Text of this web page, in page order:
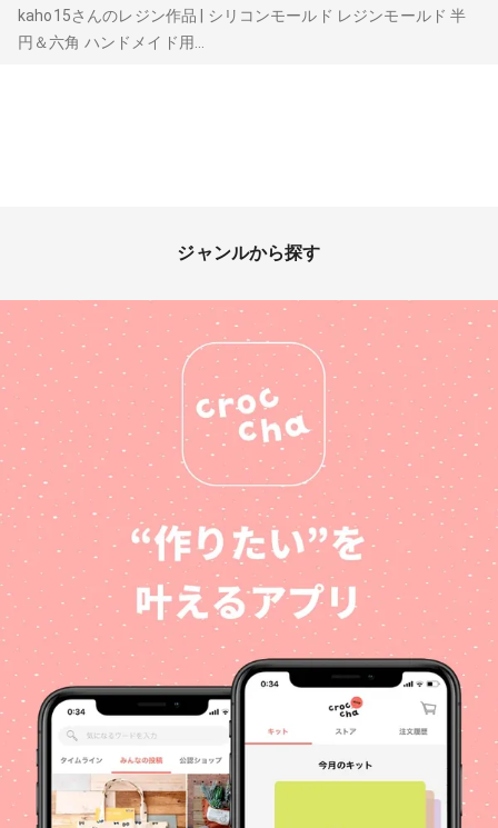
kaho15さんのレジン作品 | シリコンモールド レジンモールド 半
円＆六角 ハンドメイド用...
ジャンルから探す